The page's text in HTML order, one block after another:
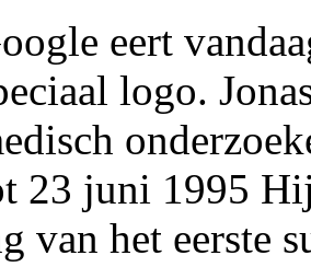
eert
logo.
23 juni 1995
van het eerste